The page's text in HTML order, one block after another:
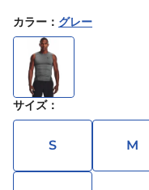
カラー ： グレー
サイズ：
S M